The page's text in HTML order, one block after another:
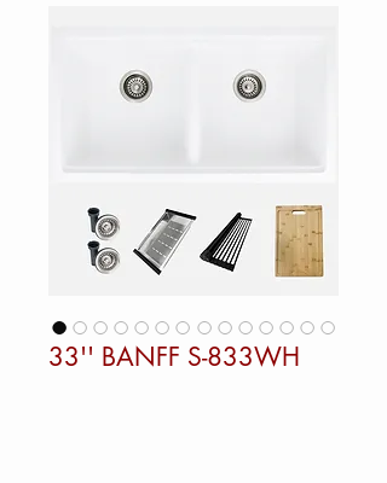
33'' BANFF S-833WH